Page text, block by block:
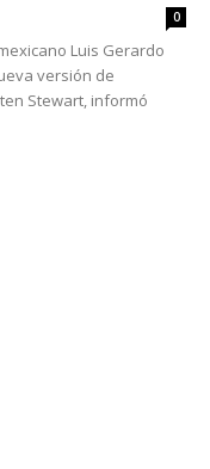
0
Luis Gerardo
versión de
Stewart, informó